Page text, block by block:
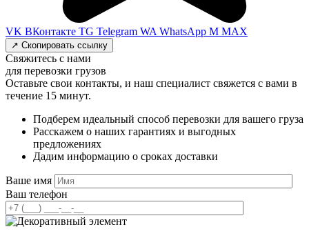
VK ВКонтакте TG Telegram WA WhatsApp M MAX
↗ Скопировать ссылку
Свяжитесь с нами
для перевозки грузов
Оставьте свои контакты, и наш специалист свяжется с вами в
течение 15 минут.
Подберем идеальный способ перевозки для вашего груза
Расскажем о наших гарантиях и выгодных
предложениях
Дадим информацию о сроках доставки
Ваше имя
Ваш телефон